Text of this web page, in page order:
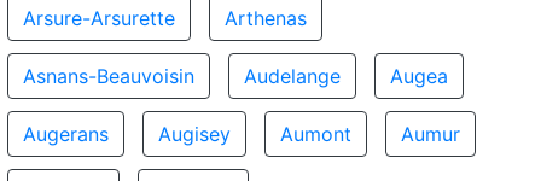
Arsure-Arsurette Arthenas
Asnans-Beauvoisin Audelange Augea
Augerans Augisey Aumont Aumur